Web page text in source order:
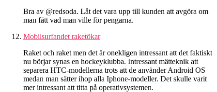
Bra av @redsoda. Låt det vara upp till kunden att avgöra om
man fått vad man ville för pengarna.
Mobilsurfandet raketökar
Raket och raket men det är onekligen intressant att det faktiskt
nu börjar synas en hockeyklubba. Intressant mätteknik att
separera HTC-modellerna trots att de använder Android OS
medan man sätter ihop alla Iphone-modeller. Det skulle varit
mer intressant att titta på operativsystemen.